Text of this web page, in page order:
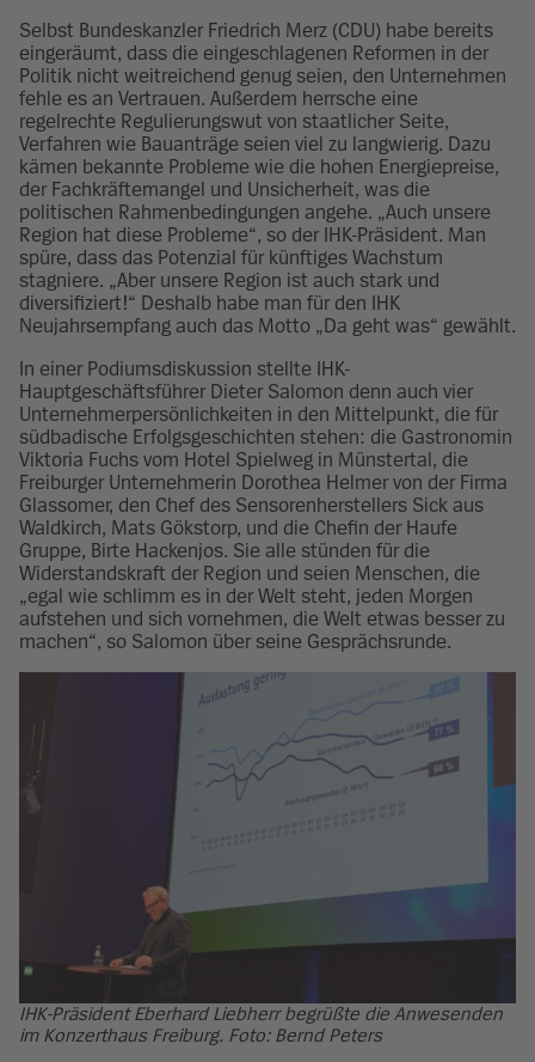
Selbst Bundeskanzler Friedrich Merz (CDU) habe bereits
eingeräumt, dass die eingeschlagenen Reformen in der
Politik nicht weitreichend genug seien, den Unternehmen
fehle es an Vertrauen. Außerdem herrsche eine
regelrechte Regulierungswut von staatlicher Seite,
Verfahren wie Bauanträge seien viel zu langwierig. Dazu
kämen bekannte Probleme wie die hohen Energiepreise,
der Fachkräftemangel und Unsicherheit, was die
politischen Rahmenbedingungen angehe. „Auch unsere
Region hat diese Probleme“, so der IHK-Präsident. Man
spüre, dass das Potenzial für künftiges Wachstum
stagniere. „Aber unsere Region ist auch stark und
diversifiziert!“ Deshalb habe man für den IHK
Neujahrsempfang auch das Motto „Da geht was“ gewählt.
In einer Podiumsdiskussion stellte IHK-
Hauptgeschäftsführer Dieter Salomon denn auch vier
Unternehmerpersönlichkeiten in den Mittelpunkt, die für
südbadische Erfolgsgeschichten stehen: die Gastronomin
Viktoria Fuchs vom Hotel Spielweg in Münstertal, die
Freiburger Unternehmerin Dorothea Helmer von der Firma
Glassomer, den Chef des Sensorenherstellers Sick aus
Waldkirch, Mats Gökstorp, und die Chefin der Haufe
Gruppe, Birte Hackenjos. Sie alle stünden für die
Widerstandskraft der Region und seien Menschen, die
„egal wie schlimm es in der Welt steht, jeden Morgen
aufstehen und sich vornehmen, die Welt etwas besser zu
machen“, so Salomon über seine Gesprächsrunde.
IHK-Präsident Eberhard Liebherr begrüßte die Anwesenden
im Konzerthaus Freiburg. Foto: Bernd Peters